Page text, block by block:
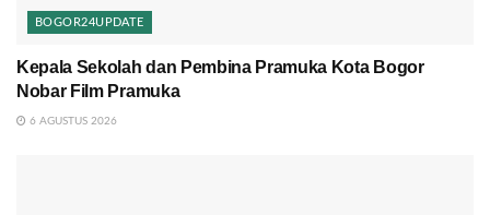
BOGOR24UPDATE
Kepala Sekolah dan Pembina Pramuka Kota Bogor
Nobar Film Pramuka
6 AGUSTUS 2026